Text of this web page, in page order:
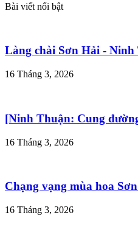
Bài viết nổi bật
Làng chài Sơn Hải - Ninh
16 Tháng 3, 2026
[Ninh Thuận: Cung
16 Tháng 3, 2026
Chạng vạng mùa hoa
16 Tháng 3, 2026